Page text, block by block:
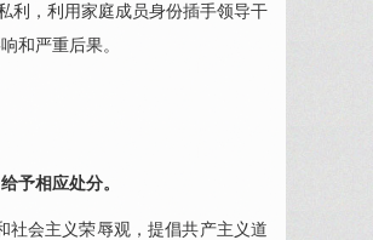
利，利用家庭成员身份插手领导干
和严重后果。
予相应处分。
会主义荣辱观，提倡共产主义道